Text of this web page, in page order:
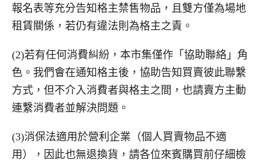
報名表等充分告知格主禁售物品，且雙方僅為場地
租賃關係，若仍有違法則為格主之責。
(2)若有任何消費糾紛，本市集僅作「協助聯絡」角
色。我們會在通知格主後，協助告知買賣彼此聯繫
方式，但不介入消費者與格主之間，也請賣方主動
連繫消費者並解決問題。
(3)消保法適用於營利企業（個人買賣物品不適
用），因此也無退換貨，請各位來賓購買前仔細檢